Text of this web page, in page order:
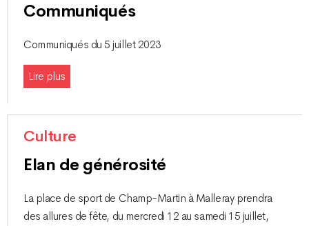
Communiqués
Communiqués du 5 juillet 2023
Lire plus
Culture
Elan de générosité
La place de sport de Champ-Martin à Malleray prendra
des allures de fête, du mercredi 12 au samedi 15 juillet,